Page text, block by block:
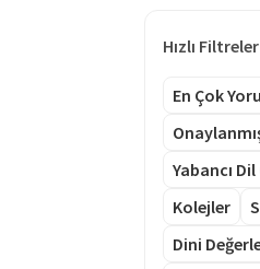
Hızlı Filtreler
En Çok
Yabancı Dil
Kolejler
Dini